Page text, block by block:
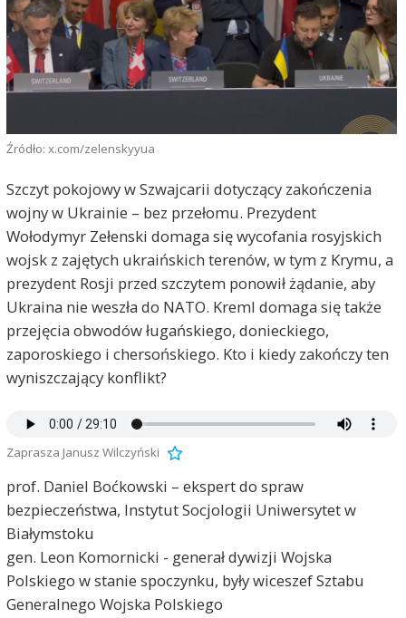
Źródło: x.com/zelenskyyua
Szczyt pokojowy w Szwajcarii dotyczący zakończenia
wojny w Ukrainie – bez przełomu. Prezydent
Wołodymyr Zełenski domaga się wycofania rosyjskich
wojsk z zajętych ukraińskich terenów, w tym z Krymu, a
prezydent Rosji przed szczytem ponowił żądanie, aby
Ukraina nie weszła do NATO. Kreml domaga się także
przejęcia obwodów ługańskiego, donieckiego,
zaporoskiego i chersońskiego. Kto i kiedy zakończy ten
wyniszczający konflikt?
Zaprasza Janusz Wilczyński
prof. Daniel Boćkowski – ekspert do spraw
bezpieczeństwa, Instytut Socjologii Uniwersytet w
Białymstoku
gen. Leon Komornicki - generał dywizji Wojska
Polskiego w stanie spoczynku, były wiceszef Sztabu
Generalnego Wojska Polskiego